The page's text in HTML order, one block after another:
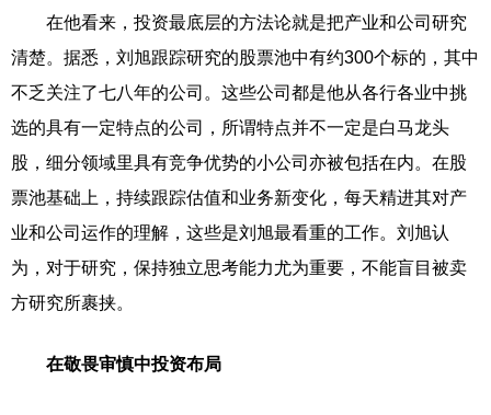
在他看来，投资最底层的方法论就是把产业和公司研究
清楚。据悉，刘旭跟踪研究的股票池中有约300个标的，其中
不乏关注了七八年的公司。这些公司都是他从各行各业中挑
选的具有一定特点的公司，所谓特点并不一定是白马龙头
股，细分领域里具有竞争优势的小公司亦被包括在内。在股
票池基础上，持续跟踪估值和业务新变化，每天精进其对产
业和公司运作的理解，这些是刘旭最看重的工作。刘旭认
为，对于研究，保持独立思考能力尤为重要，不能盲目被卖
方研究所裹挟。
在敬畏审慎中投资布局